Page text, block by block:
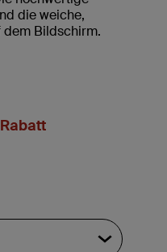
die weiche,
dem Bildschirm.